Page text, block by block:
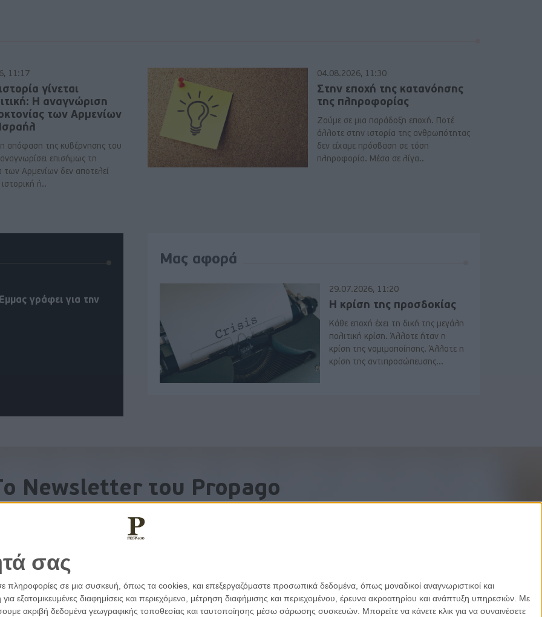
σας
πληροφορίες σε μια συσκευή, όπως τα cookies, και επεξεργαζόμαστε προσωπικά δεδομένα, όπως μοναδικοί αναγνωριστικοί και
διαφημίσεις και περιεχόμενο, μέτρηση διαφήμισης και περιεχομένου, έρευνα ακροατηρίου και ανάπτυξη υπηρεσιών. Με
ακριβή δεδομένα γεωγραφικής τοποθεσίας και ταυτοποίησης μέσω σάρωσης συσκευών. Μπορείτε να κάνετε κλικ για να συναινέσετε
11:17
γίνεται
Η αναγνώριση
των Αρμενίων
απόφαση της κυβέρνησης του
επισήμως τη
των Αρμενίων δεν αποτελεί
ή..
04.08.2026, 11:30
Στην εποχή της κατανόησης
της πληροφορίας
Ζούμε σε μια παράδοξη εποχή. Ποτέ
άλλοτε στην ιστορία της ανθρωπότητας
δεν είχαμε πρόσβαση σε τόση
πληροφορία. Μέσα σε λίγα..
γράφει για την
Μας αφορά
29.07.2026, 11:20
Η κρίση της προσδοκίας
Κάθε εποχή έχει τη δική της μεγάλη
πολιτική κρίση. Άλλοτε ήταν η
κρίση της νομιμοποίησης. Άλλοτε η
κρίση της αντιπροσώπευσης...
Newsletter του Propago
Λάβετε την ανάλυση της ημέρας στο email σας